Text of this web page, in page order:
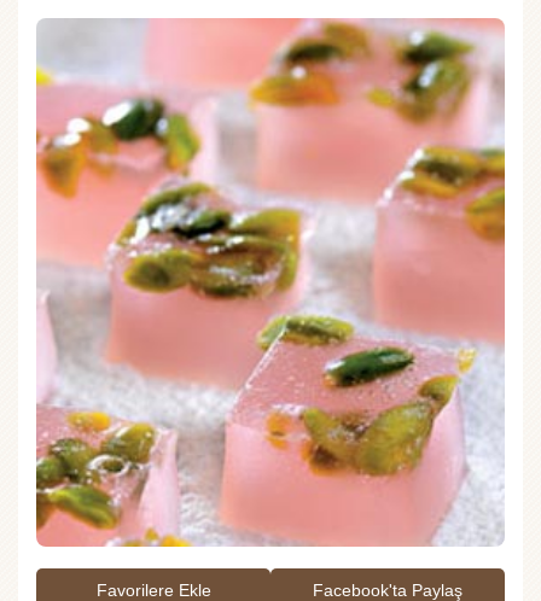
Favorilere Ekle Facebook'ta Paylaş